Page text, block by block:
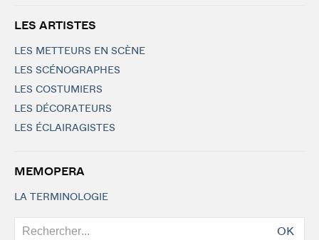
LES ARTISTES
LES METTEURS EN SCÈNE
LES SCÉNOGRAPHES
LES COSTUMIERS
LES DÉCORATEURS
LES ÉCLAIRAGISTES
MEMOPERA
LA TERMINOLOGIE
OK